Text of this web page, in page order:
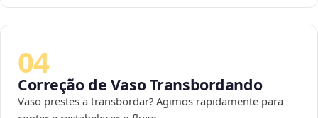
04
Correção de Vaso Transbordando
Vaso prestes a transbordar? Agimos rapidamente para